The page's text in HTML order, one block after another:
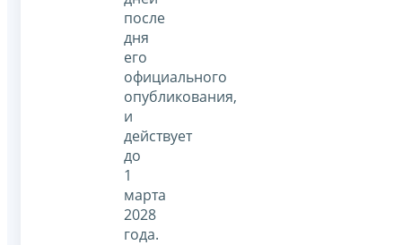
после
дня
его
официального
опубликования,
и
действует
до
1
марта
2028
года.